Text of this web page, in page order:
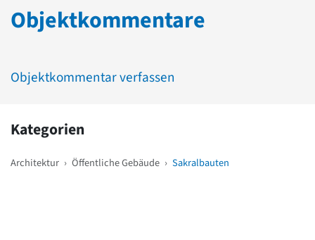
Objektkommentare
Objektkommentar verfassen
Kategorien
Architektur › Öffentliche Gebäude › Sakralbauten